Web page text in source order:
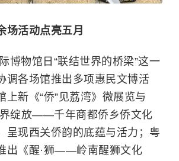
场活动点亮五月
博物馆日“联结世界的桥梁”这一
调各场馆推出多项惠民文博活
上新《“侨”见荔湾》微展览与
界绽放——千年商都侨乡侨文化
呈现西关侨韵的底蕴与活力；粤
出《醒·狮——岭南醒狮文化